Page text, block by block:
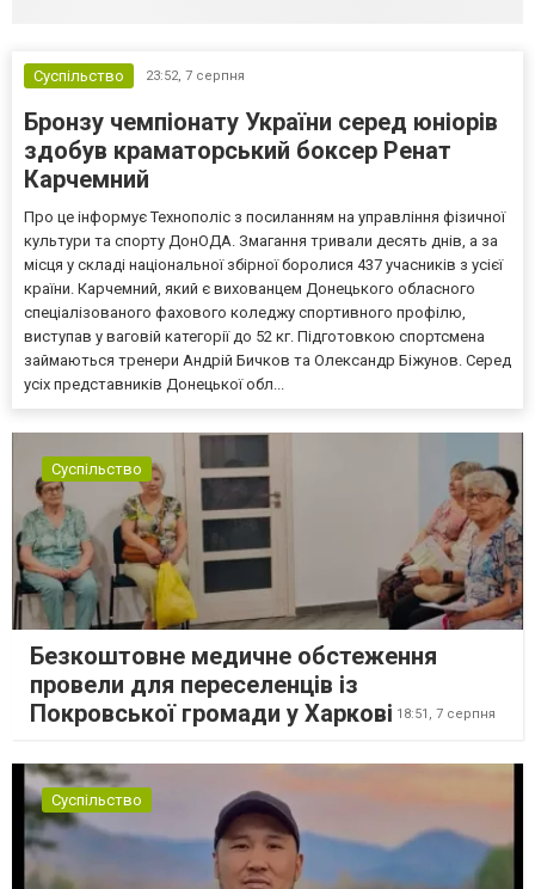
Суспільство 23:52, 7 серпня
Бронзу чемпіонату України серед юніорів
здобув краматорський боксер Ренат
Карчемний
Про це інформує Технополіс з посиланням на управління фізичної
культури та спорту ДонОДА. Змагання тривали десять днів, а за
місця у складі національної збірної боролися 437 учасників з усієї
країни. Карчемний, який є вихованцем Донецького обласного
спеціалізованого фахового коледжу спортивного профілю,
виступав у ваговій категорії до 52 кг. Підготовкою спортсмена
займаються тренери Андрій Бичков та Олександр Біжунов. Серед
усіх представників Донецької обл...
Суспільство
Безкоштовне медичне обстеження
провели для переселенців із
Покровської громади у Харкові 18:51, 7 серпня
Суспільство